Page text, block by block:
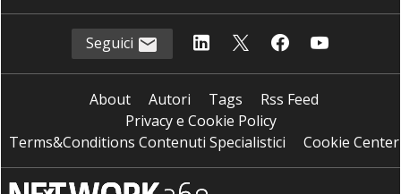
Seguici
About Autori Tags
Rss Feed
Privacy e Cookie Policy
Terms&Conditions Contenuti Specialistici
Cookie Center